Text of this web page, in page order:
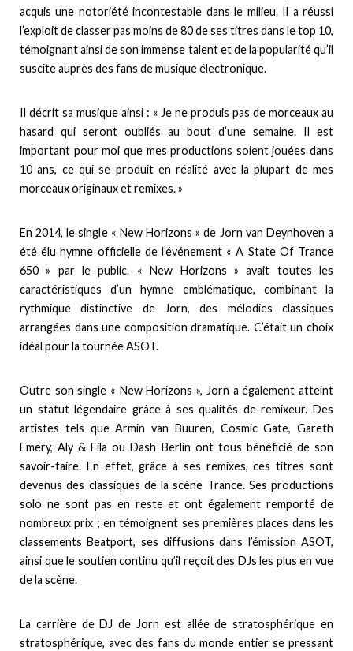
acquis une notoriété incontestable dans le milieu. Il a réussi
l’exploit de classer pas moins de 80 de ses titres dans le top 10,
témoignant ainsi de son immense talent et de la popularité qu’il
suscite auprès des fans de musique électronique.
Il décrit sa musique ainsi : « Je ne produis pas de morceaux au
hasard qui seront oubliés au bout d’une semaine. Il est
important pour moi que mes productions soient jouées dans
10 ans, ce qui se produit en réalité avec la plupart de mes
morceaux originaux et remixes. »
En 2014, le single « New Horizons » de Jorn van Deynhoven a
été élu hymne officielle de l’événement « A State Of Trance
650 » par le public. « New Horizons » avait toutes les
caractéristiques d’un hymne emblématique, combinant la
rythmique distinctive de Jorn, des mélodies classiques
arrangées dans une composition dramatique. C’était un choix
idéal pour la tournée ASOT.
Outre son single « New Horizons », Jorn a également atteint
un statut légendaire grâce à ses qualités de remixeur. Des
artistes tels que Armin van Buuren, Cosmic Gate, Gareth
Emery, Aly & Fila ou Dash Berlin ont tous bénéficié de son
savoir-faire. En effet, grâce à ses remixes, ces titres sont
devenus des classiques de la scène Trance. Ses productions
solo ne sont pas en reste et ont également remporté de
nombreux prix ; en témoignent ses premières places dans les
classements Beatport, ses diffusions dans l’émission ASOT,
ainsi que le soutien continu qu’il reçoit des DJs les plus en vue
de la scène.
La carrière de DJ de Jorn est allée de stratosphérique en
stratosphérique, avec des fans du monde entier se pressant